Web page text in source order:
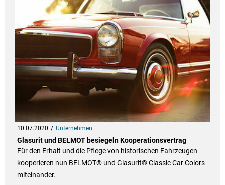
10.07.2020 Unternehmen
Glasurit und BELMOT besiegeln Kooperationsvertrag
Für den Erhalt und die Pflege von historischen Fahrzeugen
kooperieren nun BELMOT® und Glasurit® Classic Car Colors
miteinander.